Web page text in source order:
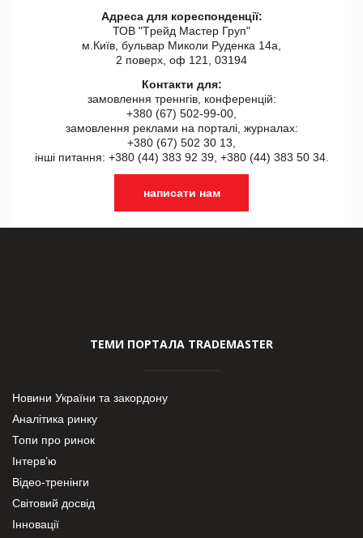
Адреса для кореспонденції:
ТОВ "Tрейд Мастер Груп"
м.Київ, бульвар Миколи Руденка 14а,
2 поверх, оф 121, 03194
Контакти для:
замовлення треннгів, конференцій:
+380 (67) 502-99-00,
замовлення реклами на порталі, журналах:
+380 (67) 502 30 13,
інші питання: +380 (44) 383 92 39, +380 (44) 383 50 34.
написати нам
ТЕМИ ПОРТАЛА TRADEMASTER
Новини України та закордону
Аналітика ринку
Топи про ринок
Інтерв’ю
Відео-тренінги
Світовий досвід
Інновації